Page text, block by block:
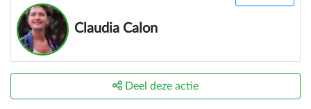
Claudia Calon
Deel deze actie